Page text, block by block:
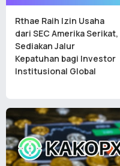
Rthae Raih Izin Usaha
dari SEC Amerika Serikat,
Sediakan Jalur
Kepatuhan bagi Investor
Institusional Global